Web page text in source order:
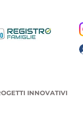
INNOVATIVI